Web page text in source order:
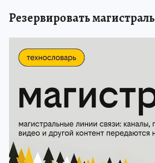
Резервировать магистраль